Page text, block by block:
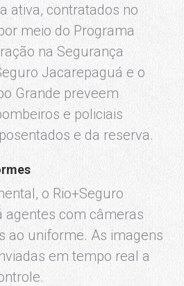
ativa, contratados no
meio do Programa
na Segurança
Jacarepaguá e o
Grande preveem
e policiais
e da reserva.
o Rio+Seguro
agentes com câmeras
ao uniforme. As imagens
em tempo real a